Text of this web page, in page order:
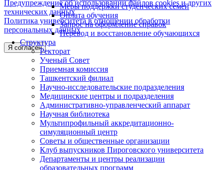
Меры поддержки студенческих семей
Оплата обучения
Запрос на оформление справок
Перевод и восстановление обучающихся
Структура
Ректорат
Ученый Совет
Приемная комиссия
Ташкентский филиал
Научно-исследовательские подразделения
Медицинские центры и подразделения
Административно-управленческий аппарат
Научная библиотека
Мультипрофильный аккредитационно-
симуляционный центр
Советы и общественные организации
Клуб выпускников Пироговского университета
Департаменты и центры реализации
образовательных программ
Предупреждение об использовании файлов cookies и других
технических данных
Политика университета в отношении обработки
персональных данных
Я согласен